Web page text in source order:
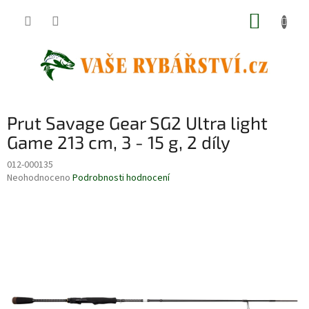
Prut Savage Gear SG2 Ultra light
Game 213 cm, 3 - 15 g, 2 díly
012-000135
Průměrné
Neohodnoceno Podrobnosti hodnocení